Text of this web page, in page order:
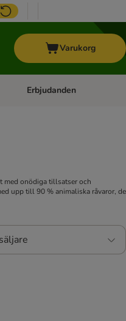
Varukorg
Open category menu:
Erbjudanden
med onödiga tillsatser och
upp till 90 % animaliska råvaror, de